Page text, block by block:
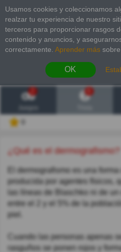
Usamos cookies y coleccionamos
realzar tu experiencia de nuestro
terceros para proporcionar rasgos
contenido y anuncios, y
correctamente. Aprender más
OK
2
¿Qué es el dermografismo?
El dermografismo es una
producida por agentes físicos,
las líneas de Blaschko ni de
entre el 2 y el 5% de la
piel.
Cuando las personas apenas
rasguños se ponen rojos y